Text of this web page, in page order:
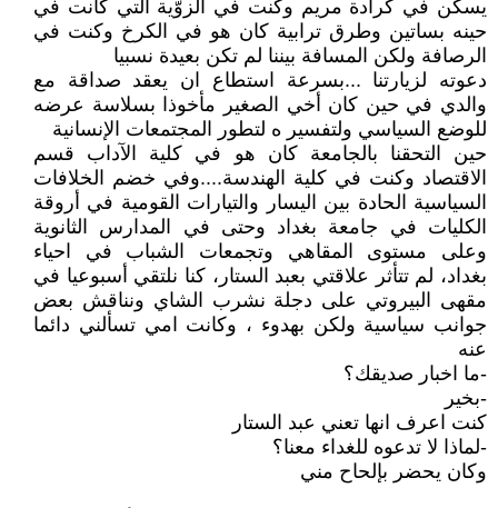
يسكن في كرادة مريم وكنت في الزوّية التي كانت في
حينه بساتين وطرق ترابية كان هو في الكرخ وكنت في
الرصافة ولكن المسافة بيننا لم تكن بعيدة نسبيا
دعوته لزيارتنا ...بسرعة استطاع ان يعقد صداقة مع
والدي في حين كان أخي الصغير مأخوذا بسلاسة عرضه
للوضع السياسي ولتفسير ه لتطور المجتمعات الإنسانية
حين التحقنا بالجامعة كان هو في كلية الآداب قسم
الاقتصاد وكنت في كلية الهندسة....وفي خضم الخلافات
السياسية الحادة بين اليسار والتيارات القومية في أروقة
الكليات في جامعة بغداد وحتى في المدارس الثانوية
وعلى مستوى المقاهي وتجمعات الشباب في احياء
بغداد، لم تتأثر علاقتي بعبد الستار، كنا نلتقي أسبوعيا في
مقهى البيروتي على دجلة نشرب الشاي ونناقش بعض
جوانب سياسية ولكن بهدوء ، وكانت امي تسألني دائما
عنه
-ما اخبار صديقك؟
-بخير
كنت اعرف انها تعني عبد الستار
-لماذا لا تدعوه للغداء معنا؟
وكان يحضر بإلحاح مني